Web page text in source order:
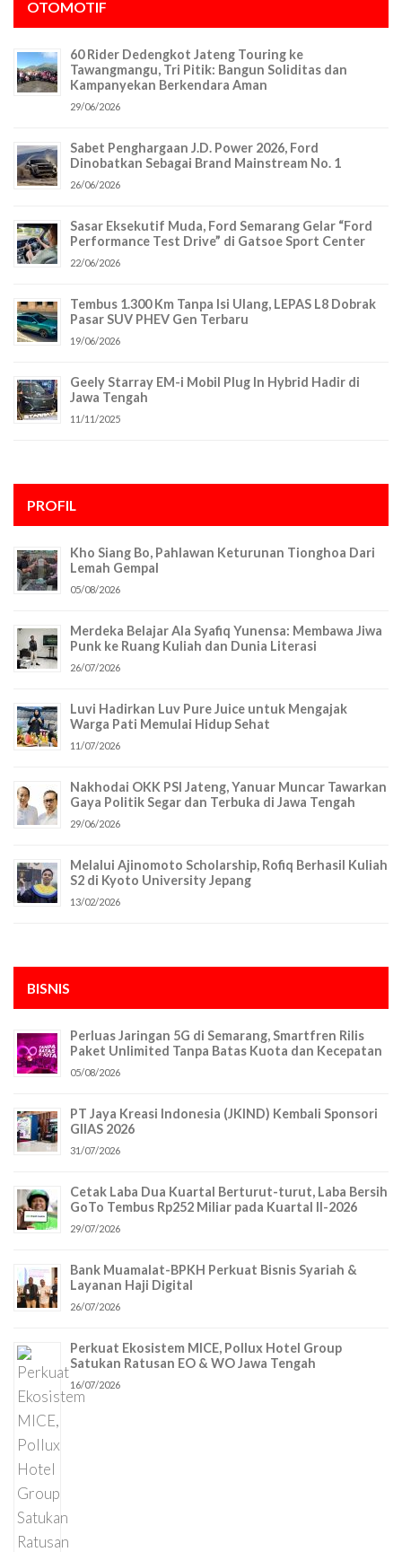
OTOMOTIF
60 Rider Dedengkot Jateng Touring ke
Tawangmangu, Tri Pitik: Bangun Soliditas dan
Kampanyekan Berkendara Aman
29/06/2026
Sabet Penghargaan J.D. Power 2026, Ford
Dinobatkan Sebagai Brand Mainstream No. 1
26/06/2026
Sasar Eksekutif Muda, Ford Semarang Gelar “Ford
Performance Test Drive” di Gatsoe Sport Center
22/06/2026
Tembus 1.300 Km Tanpa Isi Ulang, LEPAS L8 Dobrak
Pasar SUV PHEV Gen Terbaru
19/06/2026
Geely Starray EM-i Mobil Plug In Hybrid Hadir di
Jawa Tengah
11/11/2025
PROFIL
Kho Siang Bo, Pahlawan Keturunan Tionghoa Dari
Lemah Gempal
05/08/2026
Merdeka Belajar Ala Syafiq Yunensa: Membawa Jiwa
Punk ke Ruang Kuliah dan Dunia Literasi
26/07/2026
Luvi Hadirkan Luv Pure Juice untuk Mengajak
Warga Pati Memulai Hidup Sehat
11/07/2026
Nakhodai OKK PSI Jateng, Yanuar Muncar Tawarkan
Gaya Politik Segar dan Terbuka di Jawa Tengah
29/06/2026
Melalui Ajinomoto Scholarship, Rofiq Berhasil Kuliah
S2 di Kyoto University Jepang
13/02/2026
BISNIS
Perluas Jaringan 5G di Semarang, Smartfren Rilis
Paket Unlimited Tanpa Batas Kuota dan Kecepatan
05/08/2026
PT Jaya Kreasi Indonesia (JKIND) Kembali Sponsori
GIIAS 2026
31/07/2026
Cetak Laba Dua Kuartal Berturut-turut, Laba Bersih
GoTo Tembus Rp252 Miliar pada Kuartal II-2026
29/07/2026
Bank Muamalat-BPKH Perkuat Bisnis Syariah &
Layanan Haji Digital
26/07/2026
Perkuat Ekosistem MICE, Pollux Hotel Group
Satukan Ratusan EO & WO Jawa Tengah
16/07/2026